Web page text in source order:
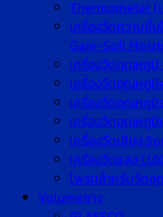
Thermometer (
เครื่องวัดความ
Gain-Soil
เครื่องวัดอุณหภู
เครื่องวัดอุณหภู
เครื่องวัดอุณหภูมิ
เครื่องวัดอุณหภู
เครื่องวัดเสียง
เครื่องวัดแสง
โพรบสำหรับวัด
Volumetric